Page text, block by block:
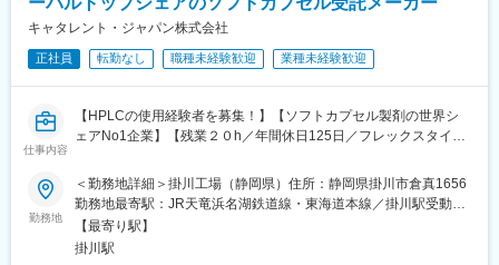
・バリデーション・教育
・製造記録・品質試験記録の照査
・新規プロジェクトの推進
■組織構成
品質部品質保証はオペレーション課10名、コンプライアンス課7
名の計17名で構成されております。
医薬品および健康食品において、求められる品質水準はますます
高くなっています。
また、服用しやすく効果が出やすいソフトカプセル製剤の需要は
高まっておりこれらにこたえるために、品質保証部門の人員増強
キャタレント・ジャパン株式会社
正社員 転勤なし 職種未経験歓迎 業種未経験歓迎
仕事内容
【HPLCの使用経験者を募集！】【ソフトカプセル製剤の世界シ
ェアNo1企業】【残業２０h／年間休日125日／フレックスタイム
★当社のポイント★
・グローバルにて80％以上のシェアを誇るソフトカプセル製剤の
製造メーカー！
・外資ながらも、落ち着いた社風です！（掛川に50年以上、工場
勤務地
＜勤務地詳細＞掛川工場（静岡県）住所：静岡県掛川市倉真1656
勤務地最寄駅：JR天竜浜名湖鉄道線・東海道本線／掛川駅受動喫
煙対策：屋内喫煙可能場所あり変更の範囲：会社の定める事業所
【最寄り駅】
掛川駅